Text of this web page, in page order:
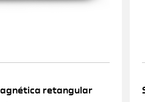
retangular